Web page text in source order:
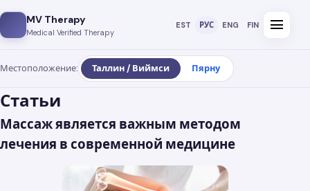
MV Therapy
Medical Verified Therapy
EST РУС ENG FIN menu
Местоположение: Таллин / Виймси Пярну
Статьи
Массаж является важным методом
лечения в современной медицине